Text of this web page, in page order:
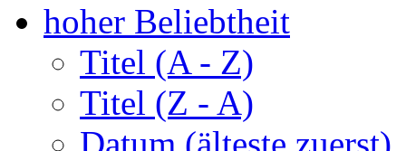
hoher Beliebtheit
Titel (A - Z)
Titel (Z - A)
Datum (älteste zuerst)